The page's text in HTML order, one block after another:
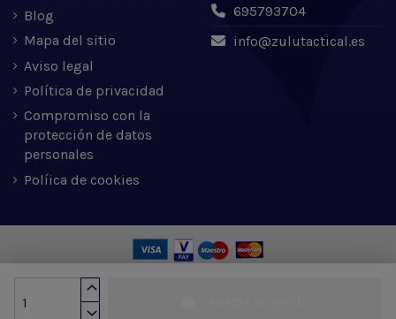
Blog
Mapa del sitio
Aviso legal
Política de privacidad
Compromiso con la
protección de datos
personales
Políica de cookies
695793704
info@zulutactical.es
Zulu Tactical S.L. © 2022 | Desarrollado por Expertic